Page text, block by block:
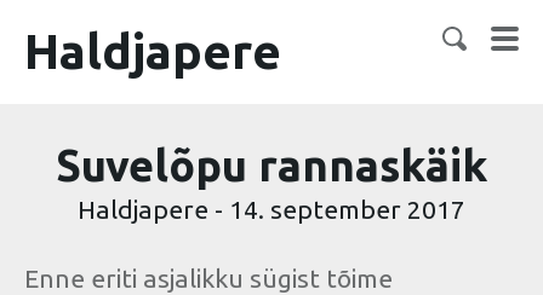
Haldjapere
Suvelõpu rannaskäik
Haldjapere - 14. september 2017
Enne eriti asjalikku sügist tõime